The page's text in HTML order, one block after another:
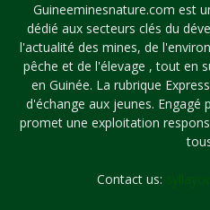
Guineeminesnature.com est
dédié aux secteurs clés du
l'actualité des mines, de
pêche et de l'élevage , tout en
en Guinée. La rubrique
d'échange aux jeunes.
promet une exploitation
Contact us: